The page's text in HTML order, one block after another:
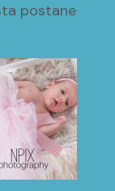
postane